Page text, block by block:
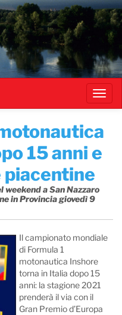
15 anni e
piacentine
weekend a San Nazzaro
in Provincia giovedì 9
Il campionato mondiale
di Formula 1
motonautica Inshore
torna in Italia dopo 15
anni: la stagione 2021
prenderà il via con il
Gran Premio d’Europa